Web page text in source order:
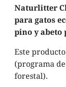
Naturlitter
para gatos
pino y abeto
Este
(programa
forestal).